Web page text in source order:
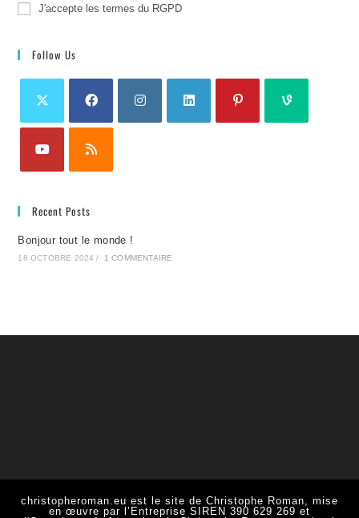
J'accepte les termes du RGPD
Follow Us
Recent Posts
Bonjour tout le monde !
18 OCTOBRE 2024 / 1 COMMENTAIRE
christopheroman.eu est le site de Christophe Roman, mise
en œuvre par l’Entreprise SIREN 390 629 269 et